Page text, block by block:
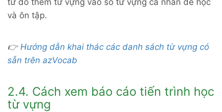
và ôn tập.
👉 Hướng dẫn khai thác các danh sách từ vựng có
sẵn trên azVocab
2.4. Cách xem báo cáo tiến trình học
từ vựng